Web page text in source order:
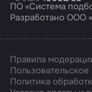
ПО «Система
Разработано ООО
Правила
Политика